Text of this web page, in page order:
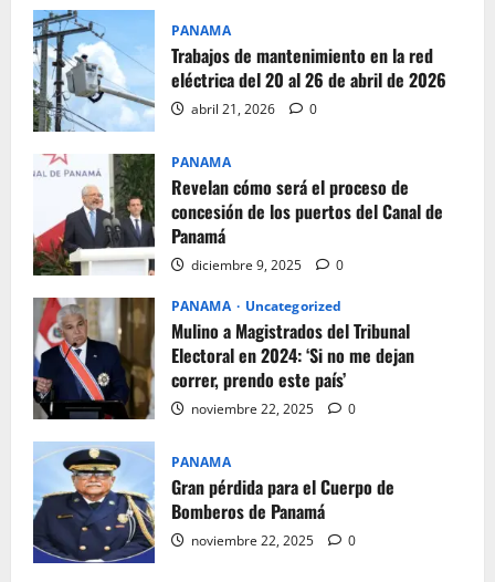
PANAMA
Trabajos de mantenimiento en la red
eléctrica del 20 al 26 de abril de 2026
abril 21, 2026 0
PANAMA
Revelan cómo será el proceso de
concesión de los puertos del Canal de
Panamá
diciembre 9, 2025 0
PANAMA Uncategorized
Mulino a Magistrados del Tribunal
Electoral en 2024: ‘Si no me dejan
correr, prendo este país’
noviembre 22, 2025 0
PANAMA
Gran pérdida para el Cuerpo de
Bomberos de Panamá
noviembre 22, 2025 0